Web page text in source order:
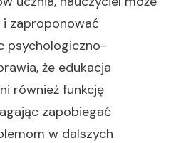
zaproponować
psychologiczno-
że edukacja
również funkcję
zapobiegać
w dalszych